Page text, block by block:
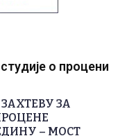
о процени
ЗА
– МОСТ